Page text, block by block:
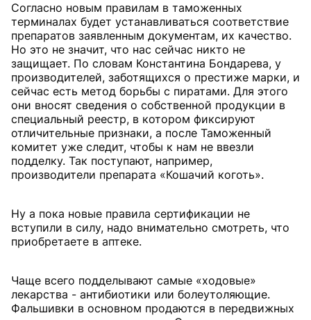
Согласно новым правилам в таможенных
терминалах будет устанавливаться соответствие
препаратов заявленным документам, их качество.
Но это не значит, что нас сейчас никто не
защищает. По словам Константина Бондарева, у
производителей, заботящихся о престиже марки, и
сейчас есть метод борьбы с пиратами. Для этого
они вносят сведения о собственной продукции в
специальный реестр, в котором фиксируют
отличительные признаки, а после Таможенный
комитет уже следит, чтобы к нам не ввезли
подделку. Так поступают, например,
производители препарата «Кошачий коготь».
Ну а пока новые правила сертификации не
вступили в силу, надо внимательно смотреть, что
приобретаете в аптеке.
Чаще всего подделывают самые «ходовые»
лекарства - антибиотики или болеутоляющие.
Фальшивки в основном продаются в передвижных